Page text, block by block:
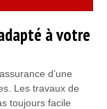
à votre
d’une
Les travaux de
toujours facile